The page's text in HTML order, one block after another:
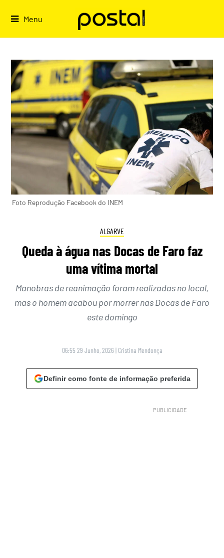
Menu
Foto Reprodução Facebook do INEM
ALGARVE
Queda à água nas Docas de Faro faz
uma vítima mortal
Manobras de reanimação foram realizadas no local,
mas o homem acabou por morrer nas Docas de Faro
este domingo
06:55 29 Junho, 2026 | Cristina Mendonça
Definir como fonte de informação preferida